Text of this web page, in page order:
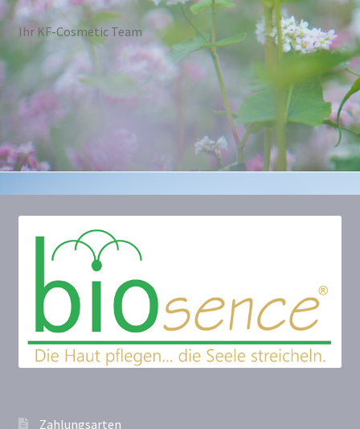
Ihr KF-Cosmetic Team
Zahlungsarten